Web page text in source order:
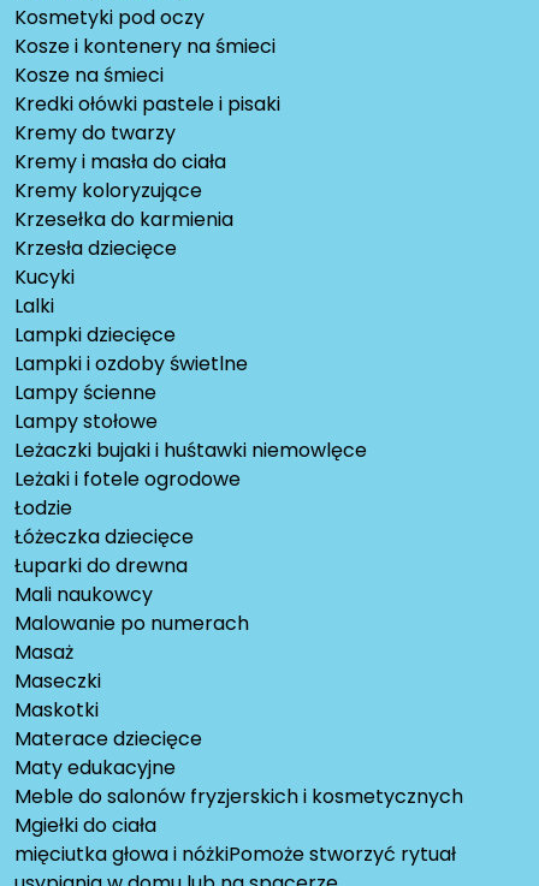
Kosmetyki pod oczy
Kosze i kontenery na śmieci
Kosze na śmieci
Kredki ołówki pastele i pisaki
Kremy do twarzy
Kremy i masła do ciała
Kremy koloryzujące
Krzesełka do karmienia
Krzesła dziecięce
Kucyki
Lalki
Lampki dziecięce
Lampki i ozdoby świetlne
Lampy ścienne
Lampy stołowe
Leżaczki bujaki i huśtawki niemowlęce
Leżaki i fotele ogrodowe
Łodzie
Łóżeczka dziecięce
Łuparki do drewna
Mali naukowcy
Malowanie po numerach
Masaż
Maseczki
Maskotki
Materace dziecięce
Maty edukacyjne
Meble do salonów fryzjerskich i kosmetycznych
Mgiełki do ciała
mięciutka głowa i nóżkiPomoże stworzyć rytuał